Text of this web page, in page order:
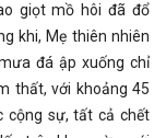
giọt mồ hôi đã đổ
khi, Mẹ thiên nhiên
đá ập xuống chỉ
thất, với khoảng 45
cộng sự, tất cả chết